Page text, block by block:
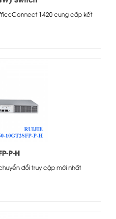
1420 cung cấp kết
P-H
đổi truy cập mới nhất